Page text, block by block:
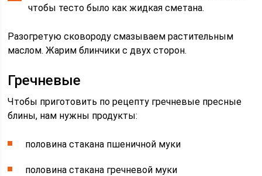
чтобы тесто было как жидкая сметана.
Разогретую сковороду смазываем растительным
маслом. Жарим блинчики с двух сторон.
Гречневые
Чтобы приготовить по рецепту гречневые пресные
блины, нам нужны продукты:
половина стакана пшеничной муки
половина стакана гречневой муки